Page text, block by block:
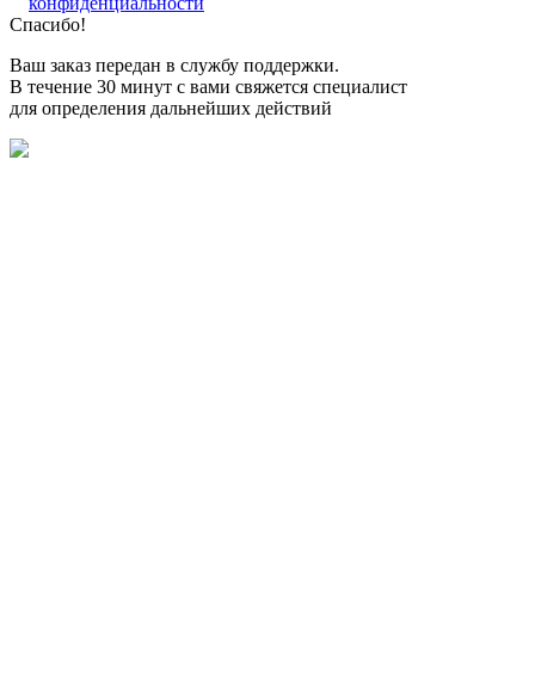
Спасибо!
Ваш заказ передан в службу поддержки.
В течение 30 минут с вами свяжется специалист
для определения дальнейших действий